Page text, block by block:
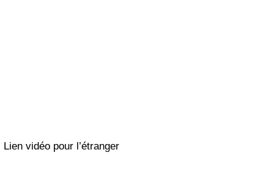
Lien vidéo pour l’étranger